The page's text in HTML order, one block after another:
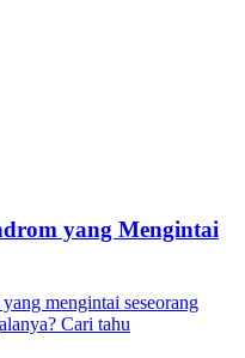
yang Mengintai
mengintai seseorang
Cari tahu